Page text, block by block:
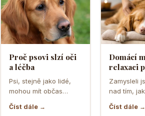
Proč psovi slzí oči
a léčba
Psi, stejně jako lidé,
mohou mít občas
problémy s očima, a
jedním z
Číst dále →
Domácí
relaxaci
Zamysleli
nad tím,
vnímá vaši
Často se…
Číst dále →